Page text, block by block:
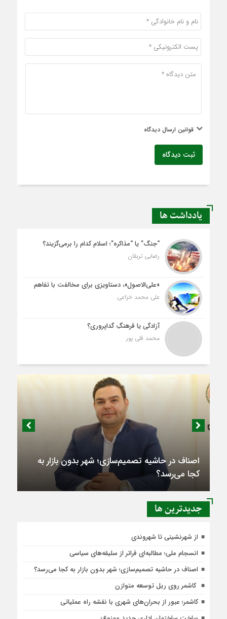
قوانین ارسال دیدگاه
ثبت دیدگاه
یادداشت ها
“جنگ” یا “مذاکره”؛ اسلام کدام را برمی‌گزیند؟
رضایی تربقان
«علی‌الاصول»، دستاویزی برای مخالفت با تفاهم
علی محمد خزاعی
آزادگی یا فرهنگِ گداپروری؟
محمد قلی پور
اصناف در حاشیه تصمیم‌سازی؛ شهر بدون بازار به
کجا می‌رسد؟
جديدترين ها
از شهرنشینی تا شهروندی
انسجام ملی؛ مطالبه‌ای فراتر از سلیقه‌های سیاسی
اصناف در حاشیه تصمیم‌سازی؛ شهر بدون بازار به کجا می‌رسد؟
کاشمر روی ریل توسعه متوازن
کاشمر؛ عبور از بحران‌های شهری با نقشه راه عملیاتی